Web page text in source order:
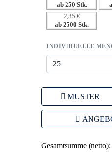
– Individuelle Branding-
Marketinglösungen.
ab 250 Stk.
2,35 €
ab 2500 Stk.
INDIVIDUELLE
MUSTER
Gesamtsumme (netto):